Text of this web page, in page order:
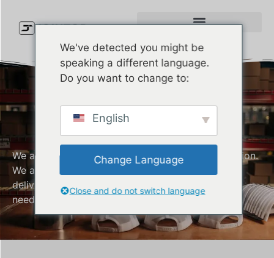
Trucker Cap
Manufacturer
We are a company that values customer satisfaction.
We are always committed to producing and
delivering quality Trucker caps that meet all your
needs.
We've detected you might be
speaking a different language.
Do you want to change to:
English
Change Language
Close and do not switch language